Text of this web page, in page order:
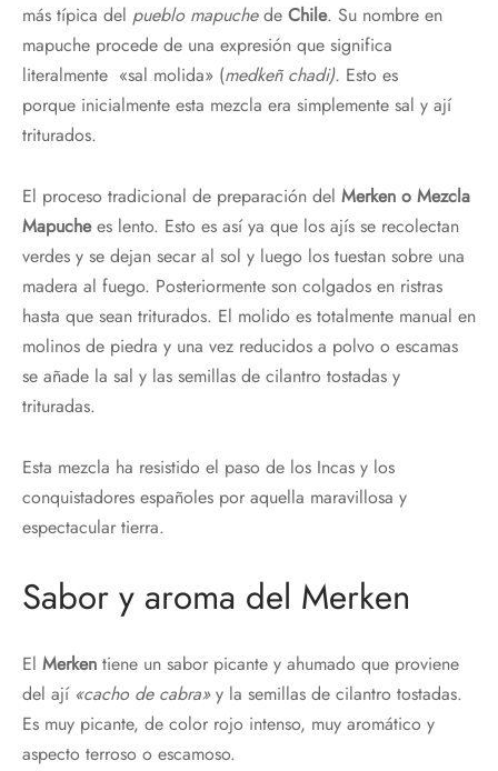
más típica del pueblo mapuchede Chile. Su nombre en
mapuche procede de una expresión que significa
literalmente «sal molida» (medkeñ chadi). Esto es
porque inicialmente esta mezcla era simplemente sal y ají
triturados.
El proceso tradicional de preparación del Merken o Mezcla
Mapuchees lento. Esto es así ya que los ajís se recolectan
verdes y se dejan secar al sol y luego los tuestan sobre una
madera al fuego. Posteriormente son colgados en ristras
hasta que sean triturados. El molido es totalmente manual en
molinos de piedra y una vez reducidos a polvo o escamas
se añade la sal y las semillas de cilantro tostadas y
trituradas.
Esta mezcla ha resistido el paso de los Incas y los
conquistadores españoles por aquella maravillosa y
espectacular tierra.
Sabor y aroma del Merken
El Merken tiene un sabor picante y ahumado que proviene
del ají «cacho de cabra»y la semillas de cilantro tostadas.
Es muy picante, de color rojo intenso, muy aromático y
aspecto terroso o escamoso.